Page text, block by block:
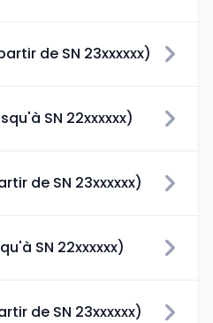
de SN 23xxxxxx)
SN 22xxxxxx)
de SN 23xxxxxx)
SN 22xxxxxx)
de SN 23xxxxxx)